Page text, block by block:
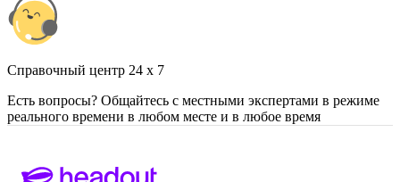
Cправочный центр 24 x 7
Есть вопросы? Общайтесь с местными экспертами в режиме
реального времени в любом месте и в любое время